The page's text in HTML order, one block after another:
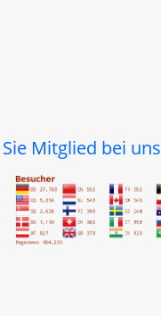
Mitglied bei uns